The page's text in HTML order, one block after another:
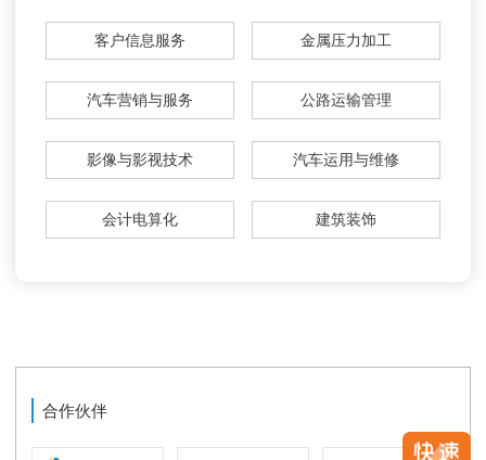
客户信息服务 金属压力加工
汽车营销与服务 公路运输管理
影像与影视技术 汽车运用与维修
会计电算化 建筑装饰
合作伙伴